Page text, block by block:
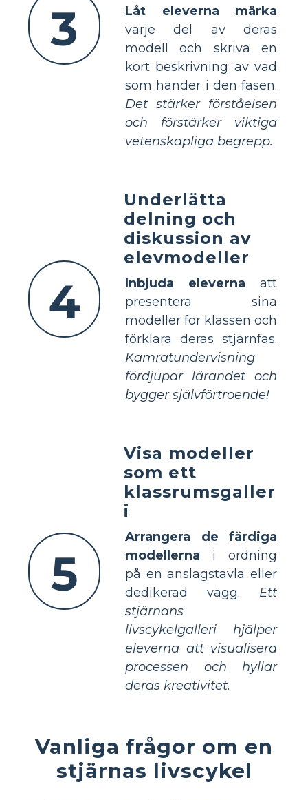
3
Låt eleverna märka
varje del av deras
modell och skriva en
kort beskrivning av vad
som händer i den fasen.
Det stärker förståelsen
och förstärker viktiga
vetenskapliga begrepp.
4
Underlätta
delning och
diskussion av
elevmodeller
Inbjuda eleverna att
presentera sina
modeller för klassen och
förklara deras stjärnfas.
Kamratundervisning
fördjupar lärandet och
bygger självförtroende!
5
Visa modeller
som ett
klassrumsgaller
i
Arrangera de färdiga
modellerna i ordning
på en anslagstavla eller
dedikerad vägg. Ett
stjärnans
livscykelgalleri hjälper
eleverna att visualisera
processen och hyllar
deras kreativitet.
Vanliga frågor om en
stjärnas livscykel